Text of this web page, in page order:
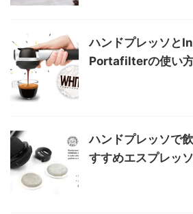
ハンドプレッソと
Portafilterの使い
ハンドプレッソで
すすめエスプレッ